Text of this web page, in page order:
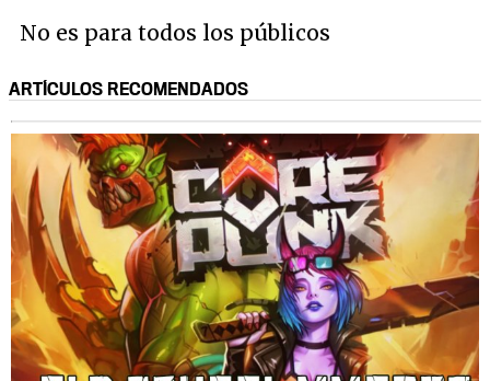
No es para todos los públicos
ARTÍCULOS RECOMENDADOS